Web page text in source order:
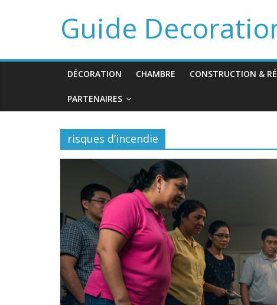
Guide
DÉCORATION CHAMBRE CONSTRUCTION &
PARTENAIRES
risques d’incendie